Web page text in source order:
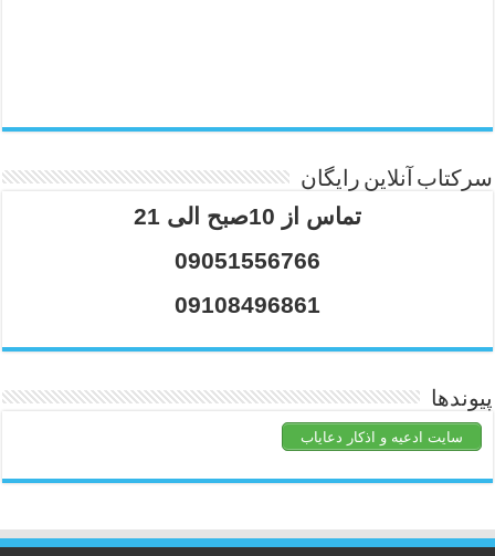
سرکتاب آنلاین رایگان
تماس از 10صبح الی 21
09051556766
09108496861
پیوندها
سایت ادعیه و اذکار دعایاب